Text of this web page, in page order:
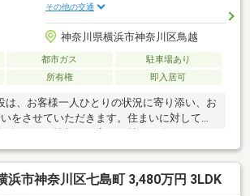
その他の交通
神奈川県横浜市神奈川区鳥越
都市ガス
駐車場あり
所有権 即入居可
は、お客様一人ひとりの状況に寄り添い、お
をさせていただきます。住まいに対して求
アルではなく、お客様にあわせたオーダー
物件探しからその先の新生活も、良き伴走
ただきます。多少難しそうなご条件でも、
浜市神奈川区七島町 3,480万円 3LDK